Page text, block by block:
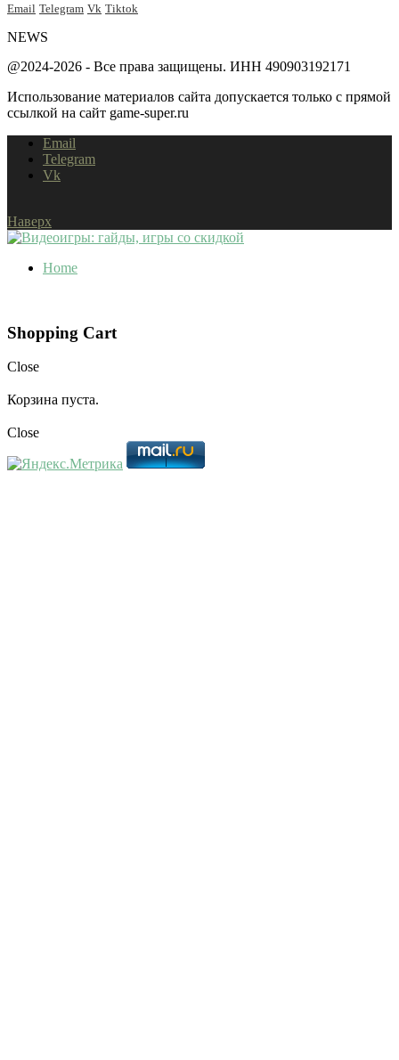
Email Telegram Vk Tiktok
NEWS
@2024-2026 - Все права защищены. ИНН 490903192171
Использование материалов сайта допускается только с прямой
ссылкой на сайт game-super.ru
Email
Telegram
Vk
Наверх
Home
Shopping Cart
Close
Корзина пуста.
Close